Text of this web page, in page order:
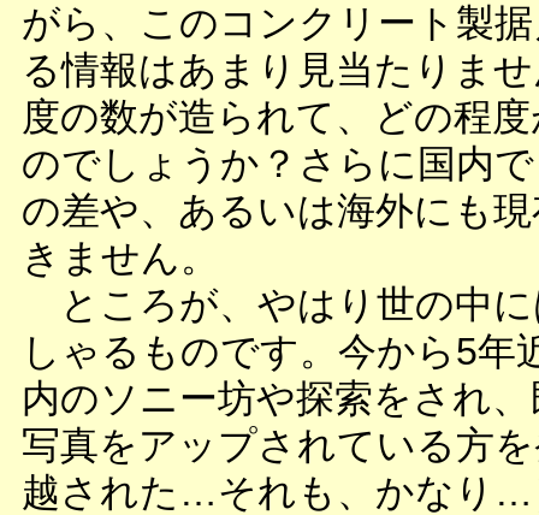
がら、このコンクリート製
る情報はあまり見当たりま
度の数が造られて、どの程
のでしょうか？さらに国内
の差や、あるいは海外にも
きません。
ところが、やはり世の中
しゃるものです。今から5年
内のソニー坊や探索をされ
写真をアップされている方
越された…それも、かなり…